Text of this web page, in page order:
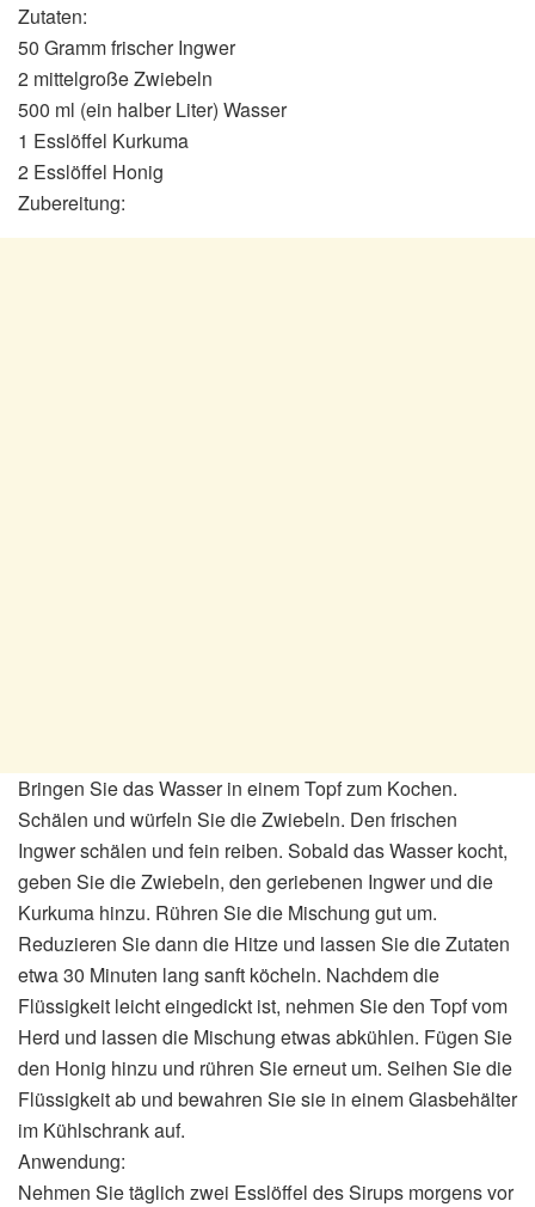
Zutaten:
50 Gramm frischer Ingwer
2 mittelgroße Zwiebeln
500 ml (ein halber Liter) Wasser
1 Esslöffel Kurkuma
2 Esslöffel Honig
Zubereitung:
Bringen Sie das Wasser in einem Topf zum Kochen.
Schälen und würfeln Sie die Zwiebeln. Den frischen
Ingwer schälen und fein reiben. Sobald das Wasser kocht,
geben Sie die Zwiebeln, den geriebenen Ingwer und die
Kurkuma hinzu. Rühren Sie die Mischung gut um.
Reduzieren Sie dann die Hitze und lassen Sie die Zutaten
etwa 30 Minuten lang sanft köcheln. Nachdem die
Flüssigkeit leicht eingedickt ist, nehmen Sie den Topf vom
Herd und lassen die Mischung etwas abkühlen. Fügen Sie
den Honig hinzu und rühren Sie erneut um. Seihen Sie die
Flüssigkeit ab und bewahren Sie sie in einem Glasbehälter
im Kühlschrank auf.
Anwendung:
Nehmen Sie täglich zwei Esslöffel des Sirups morgens vor